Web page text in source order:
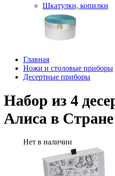
Шкатулки, копилки
Главная
Ножи и столовые приборы
Десертные приборы
Набор из 4
Алиса в
Нет в наличии